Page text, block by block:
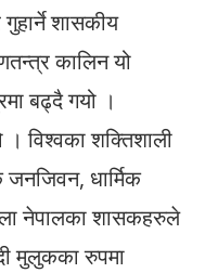
शासकीय
कालिन यो
बढ्दै गयो ।
। विश्वका शक्तिशाली
धार्मिक
नेपालका शासकहरुले
मुलुकका रुपमा